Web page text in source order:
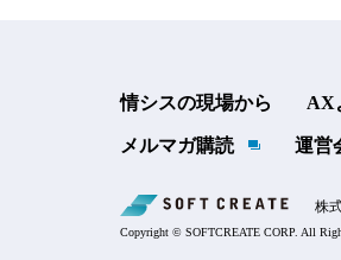
情シスの現場から AX
メルマガ購読 運営
株
Copyright © SOFTCREATE CORP. All